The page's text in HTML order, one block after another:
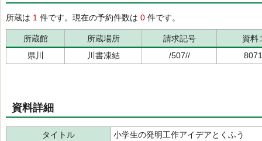
所蔵は 1 件です。現在の予約件数は 0 件です。
所蔵館 所蔵場所 請求記号
資料
県川
川書凍結 /507//
資料詳細
タイトル
小学生の発明工作アイデアとくふう